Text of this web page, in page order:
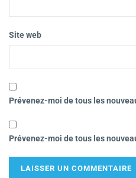
Site web
Prévenez-moi de tous les
Prévenez-moi de tous les